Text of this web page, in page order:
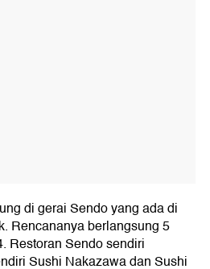
di gerai Sendo yang ada di
Rencananya berlangsung 5
Restoran Sendo sendiri
Sushi Nakazawa dan Sushi